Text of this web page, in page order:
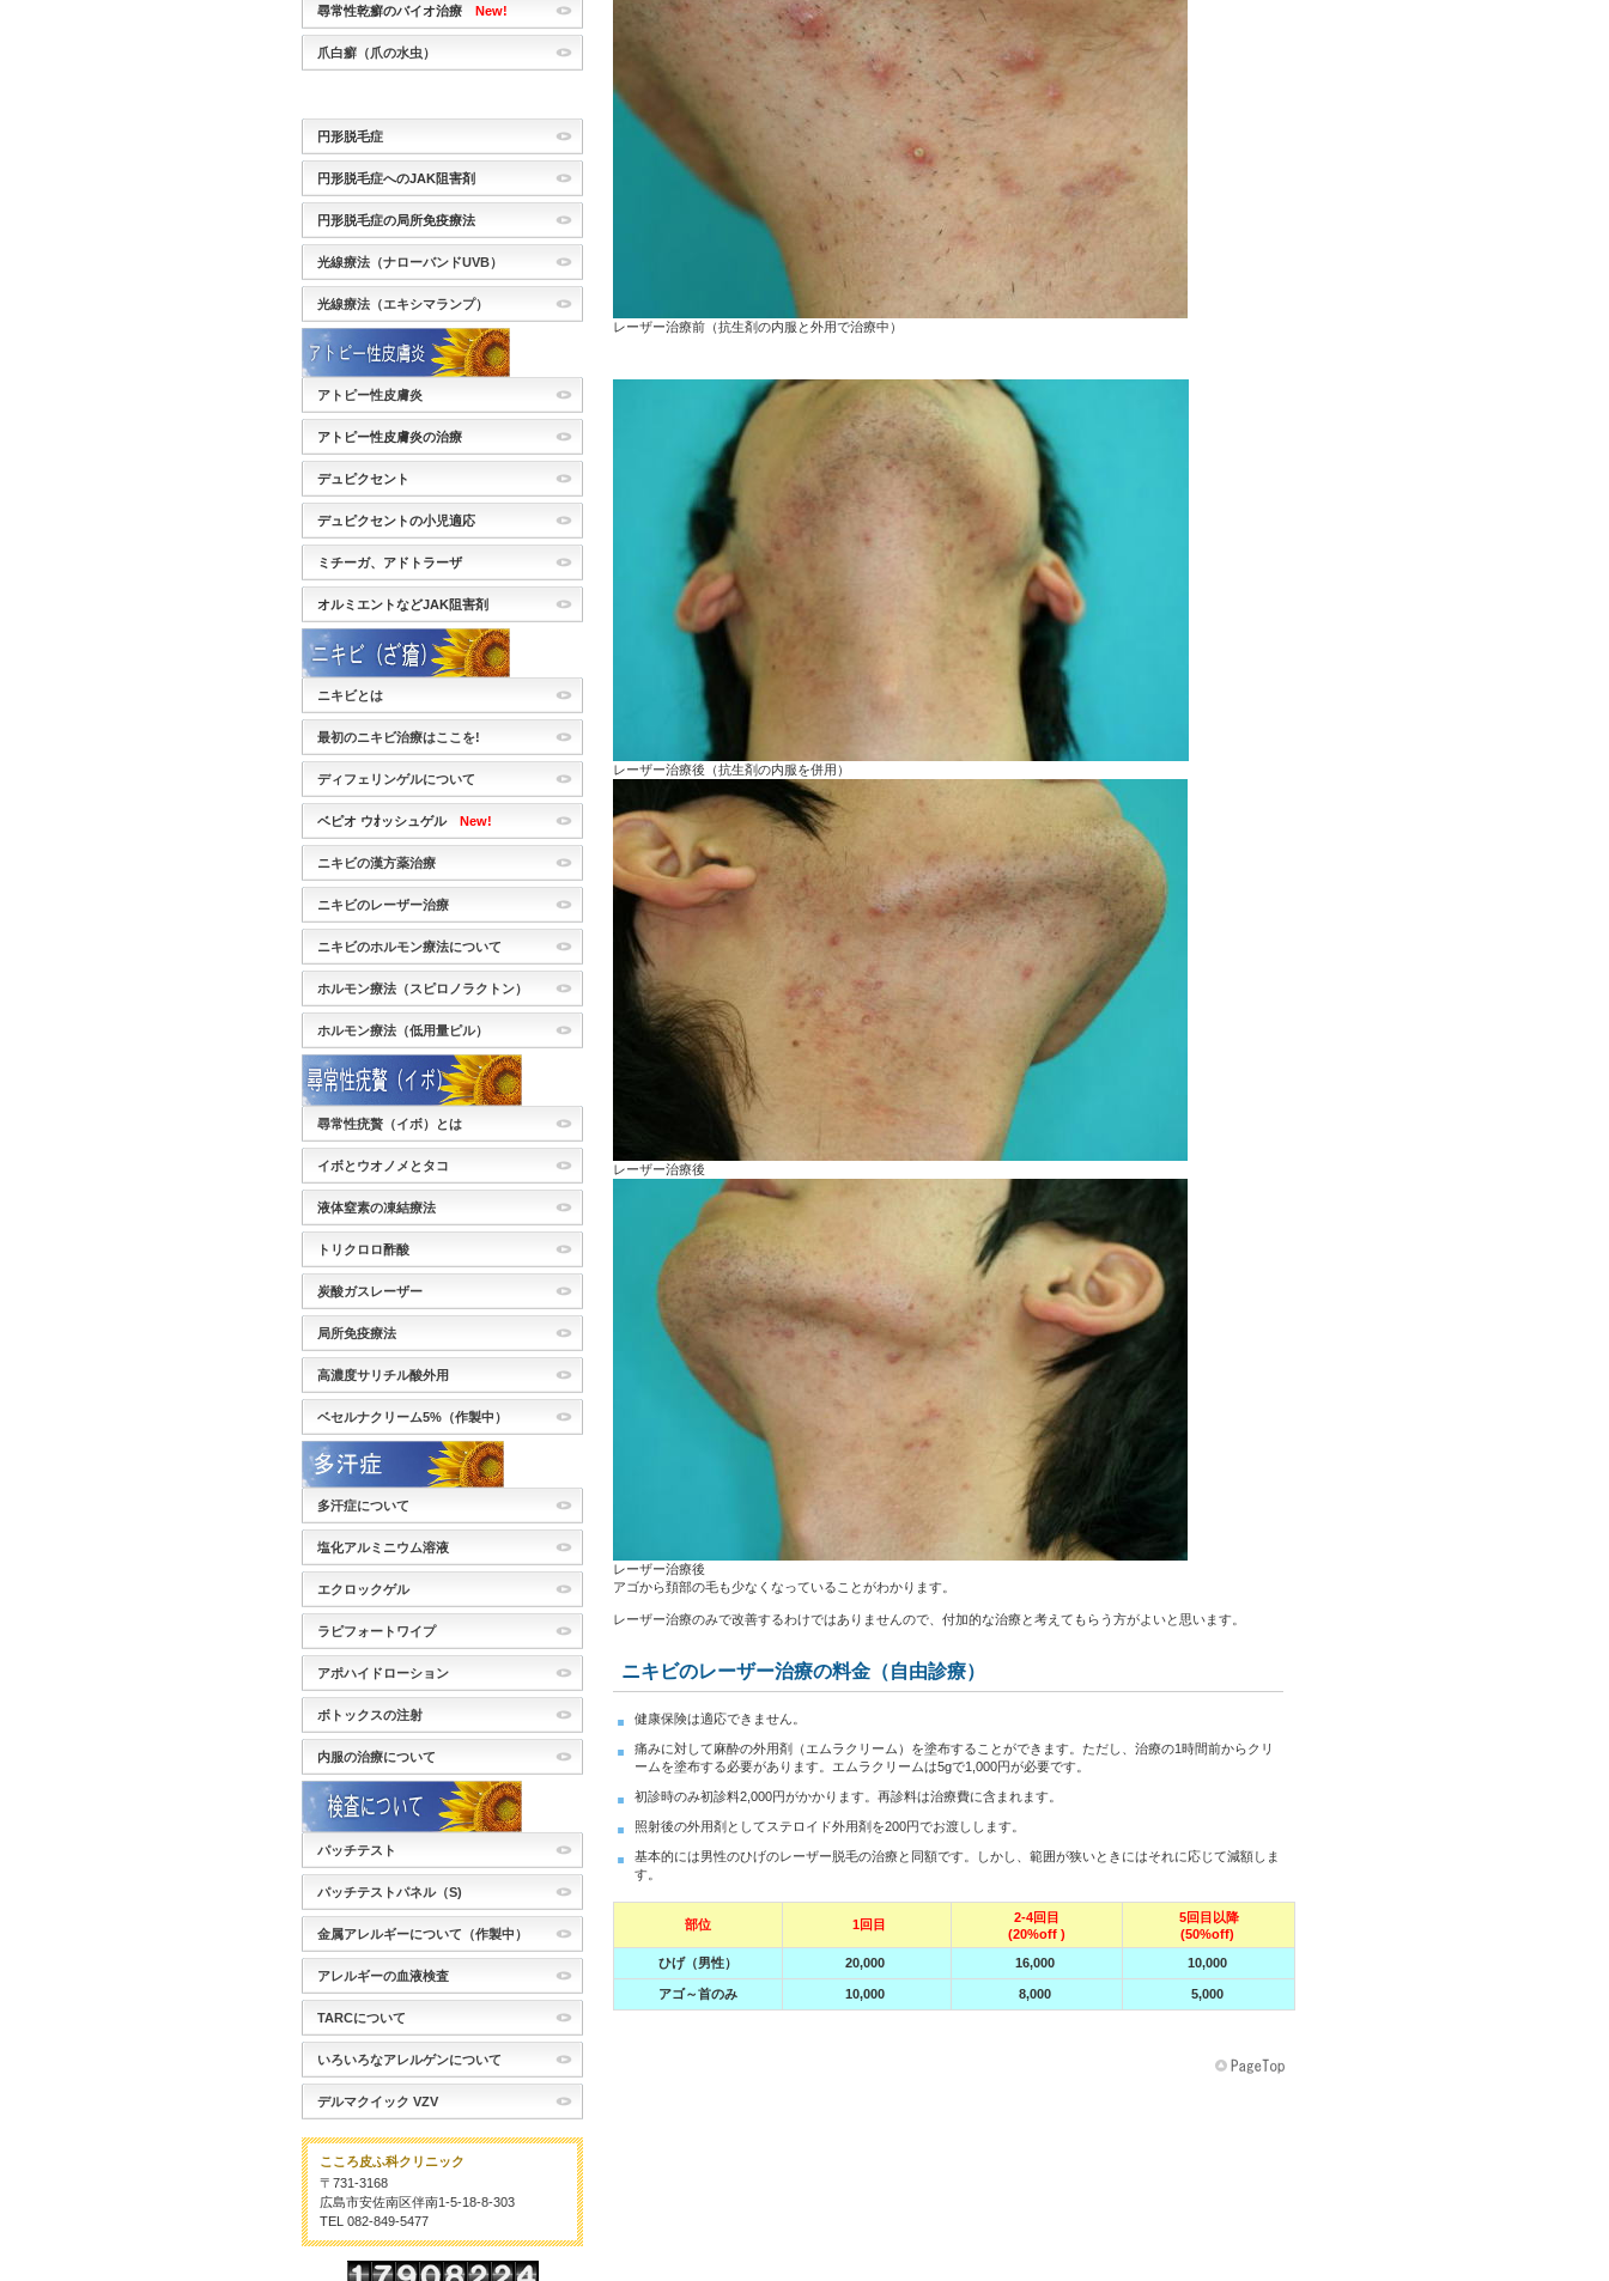
レーザー治療前（抗生剤の内服と外用で治療中）
レーザー治療後（抗生剤の内服を併用）
レーザー治療後
レーザー治療後
アゴから頚部の毛も少なくなっていることがわかります。
レーザー治療のみで改善するわけではありませんので、付加的な治療と考えてもらう方がよいと思います。
ニキビのレーザー治療の料金（自由診療）
健康保険は適応できません。
痛みに対して麻酔の外用剤（エムラクリーム）を塗布することができます。ただし、治療の1時間前からクリ
ームを塗布する必要があります。エムラクリームは5gで1,000円が必要です。
初診時のみ初診料2,000円がかかります。再診料は治療費に含まれます。
照射後の外用剤としてステロイド外用剤を200円でお渡しします。
基本的には男性のひげのレーザー脱毛の治療と同額です。しかし、範囲が狭いときにはそれに応じて減額しま
す。
部位 1回目
2-4回目
(20%off )
5回目以降
(50%off)
ひげ（男性）
20,000 16,000 10,000
アゴ～首のみ 10,000 8,000 5,000
尋常性乾癬のバイオ治療 New!
爪白癬（爪の水虫）
円形脱毛症
円形脱毛症へのJAK阻害剤
円形脱毛症の局所免疫療法
光線療法（ナローバンドUVB）
光線療法（エキシマランプ）
アトピー性皮膚炎
アトピー性皮膚炎の治療
デュピクセント
デュピクセントの小児適応
ミチーガ、アドトラーザ
オルミエントなどJAK阻害剤
ニキビとは
最初のニキビ治療はここを!
ディフェリンゲルについて
ベピオ ウｵッシュゲルNew!
ニキビの漢方薬治療
ニキビのレーザー治療
ニキビのホルモン療法について
ホルモン療法（スピロノラクトン）
ホルモン療法（低用量ピル）
尋常性疣贅（イボ）とは
イボとウオノメとタコ
液体窒素の凍結療法
トリクロロ酢酸
炭酸ガスレーザー
局所免疫療法
高濃度サリチル酸外用
ベセルナクリーム5%（作製中）
多汗症について
塩化アルミニウム溶液
エクロックゲル
ラピフォートワイプ
アポハイドローション
ボトックスの注射
内服の治療について
パッチテスト
パッチテストパネル（S)
金属アレルギーについて（作製中）
アレルギーの血液検査
TARCについて
いろいろなアレルゲンについて
デルマクイック VZV
こころ皮ふ科クリニック
〒731-3168
広島市安佐南区伴南1-5-18-8-303
TEL 082-849-5477